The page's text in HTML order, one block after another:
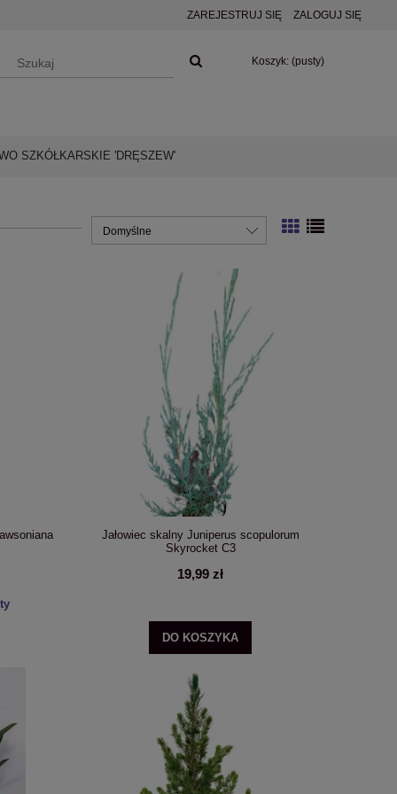
ZAREJESTRUJ SIĘ ZALOGUJ SIĘ
Koszyk: (pusty)
SZKÓŁKARSKIE 'DRĘSZEW'
Jałowiec skalny Juniperus scopulorum
Skyrocket C3
19,99 zł
DO KOSZYKA